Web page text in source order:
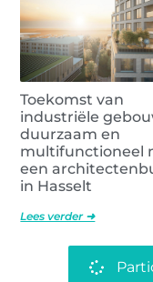
Toekomst van
industriële
duurzaam en
multifunctioneel
een
in Hasselt
Lees verder ➜